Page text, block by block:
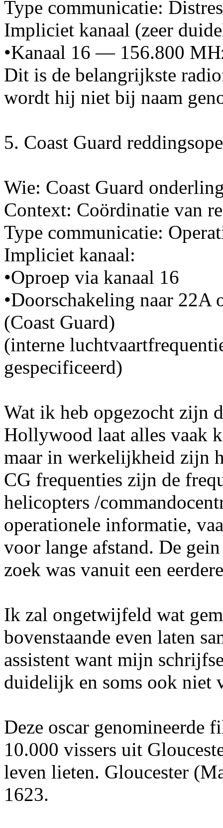
Type communicatie:
Impliciet kanaal (zeer
•Kanaal 16 — 156.800
Dit is de belangrijkste
wordt hij niet bij naam
5. Coast Guard
Wie: Coast Guard
Context: Coördinatie van
Type communicatie:
Impliciet kanaal:
•Oproep via kanaal 16
•Doorschakeling naar 22A
(Coast Guard)
(interne
gespecificeerd)
Wat ik heb opgezocht zijn
Hollywood laat alles vaak
maar in werkelijkheid zijn
CG frequenties zijn de
helicopters /
operationele informatie,
voor lange afstand. De
zoek was vanuit een
Ik zal ongetwijfeld wat
bovenstaande even laten
assistent want mijn
duidelijk en soms ook
Deze oscar genomineerde
10.000 vissers uit
leven lieten. Gloucester
1623.